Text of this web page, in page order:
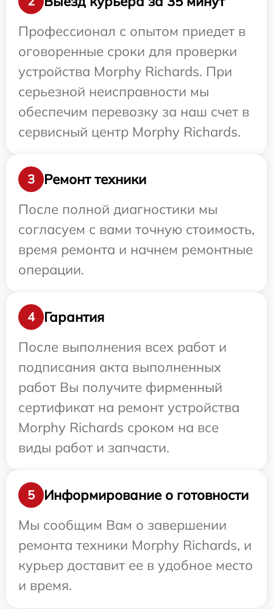
Профессионал с опытом приедет в
оговоренные сроки для проверки
устройства Morphy Richards. При
серьезной неисправности мы
обеспечим перевозку за наш счет в
сервисный центр Morphy Richards.
3
Ремонт техники
После полной диагностики мы
согласуем с вами точную стоимость,
время ремонта и начнем ремонтные
операции.
4
Гарантия
После выполнения всех работ и
подписания акта выполненных
работ Вы получите фирменный
сертификат на ремонт устройства
Morphy Richards сроком на все
виды работ и запчасти.
5
Информирование о готовности
Мы сообщим Вам о завершении
ремонта техники Morphy Richards, и
курьер доставит ее в удобное место
и время.